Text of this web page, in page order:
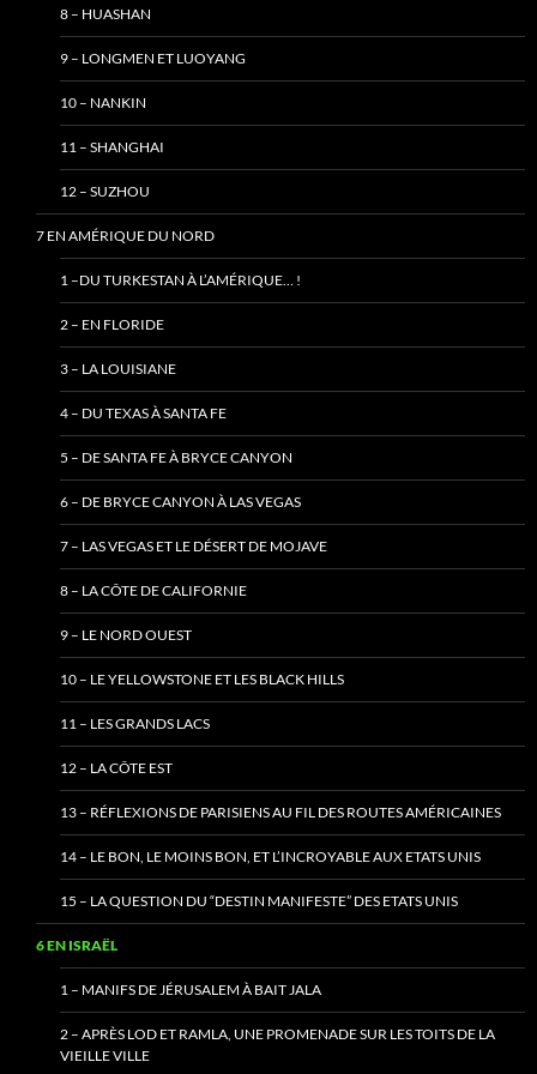
8 – HUASHAN
9 – LONGMEN ET LUOYANG
10 – NANKIN
11 – SHANGHAI
12 – SUZHOU
7 EN AMÉRIQUE DU NORD
1 –DU TURKESTAN À L’AMÉRIQUE… !
2 – EN FLORIDE
3 – LA LOUISIANE
4 – DU TEXAS À SANTA FE
5 – DE SANTA FE À BRYCE CANYON
6 – DE BRYCE CANYON À LAS VEGAS
7 – LAS VEGAS ET LE DÉSERT DE MOJAVE
8 – LA CÔTE DE CALIFORNIE
9 – LE NORD OUEST
10 – LE YELLOWSTONE ET LES BLACK HILLS
11 – LES GRANDS LACS
12 – LA CÔTE EST
13 – RÉFLEXIONS DE PARISIENS AU FIL DES ROUTES AMÉRICAINES
14 – LE BON, LE MOINS BON, ET L’INCROYABLE AUX ETATS UNIS
15 – LA QUESTION DU “DESTIN MANIFESTE” DES ETATS UNIS
6 EN ISRAËL
1 – MANIFS DE JÉRUSALEM À BAIT JALA
2 – APRÈS LOD ET RAMLA, UNE PROMENADE SUR LES TOITS DE LA
VIEILLE VILLE